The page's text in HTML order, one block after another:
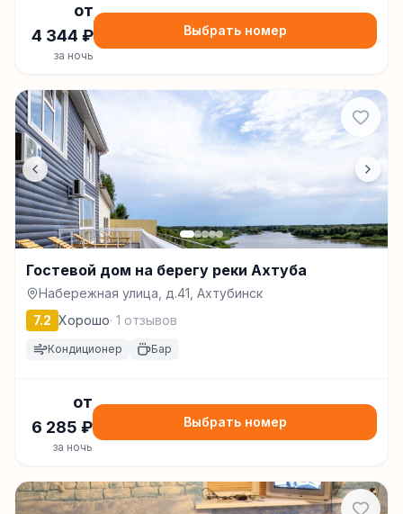
от
4 344 ₽
за ночь
Выбрать номер
Гостевой дом на берегу реки Ахтуба
Набережная улица, д.41, Ахтубинск
7.2 Хорошо· 1 отзывов
Кондиционер Бар
от
6 285 ₽
за ночь
Выбрать номер